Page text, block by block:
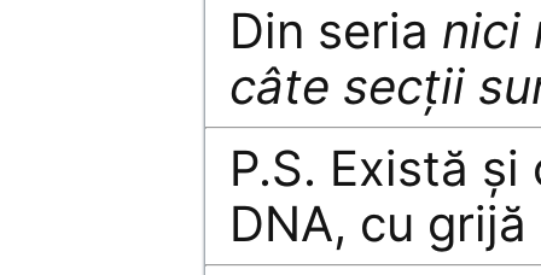
Din seria nici
câte secții
P.S. Există
DNA, cu